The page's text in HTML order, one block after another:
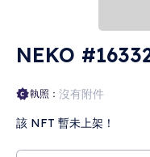
NEKO
執照： 沒有附件
該 NFT 暫未上架！